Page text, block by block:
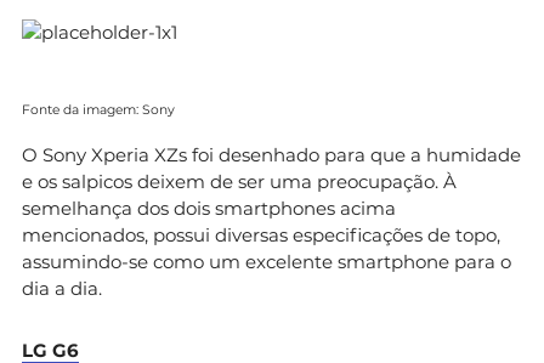
Fonte da imagem: Sony
O Sony Xperia XZs foi desenhado para que a humidade
e os salpicos deixem de ser uma preocupação. À
semelhança dos dois smartphones acima
mencionados, possui diversas especificações de topo,
assumindo-se como um excelente smartphone para o
dia a dia.
LG G6